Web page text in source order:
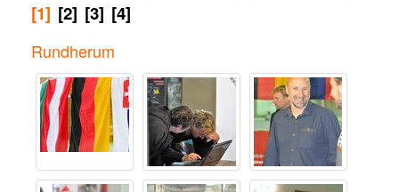
[1] [2] [3] [4]
Rundherum